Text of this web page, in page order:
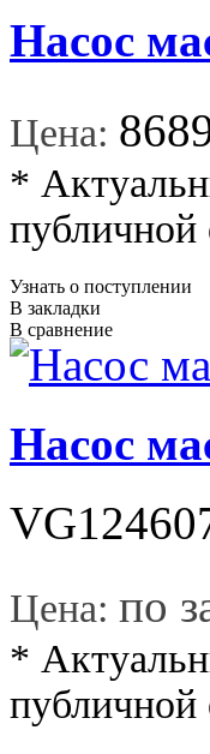
Насос
Цена:
*
публичной
Узнать о поступлении
В закладки
В сравнение
Насос
Цена: по
*
публичной